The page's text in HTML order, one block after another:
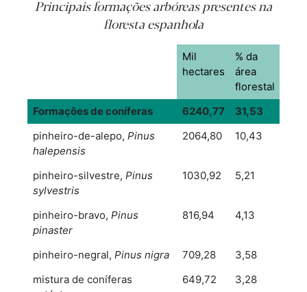
Principais formações arbóreas presentes na
floresta espanhola
Mil
hectares
% da
área
florestal
Formações de coníferas
6240,77
31,53
pinheiro-de-alepo, Pinus
halepensis
2064,80 10,43
pinheiro-silvestre, Pinus
sylvestris
1030,92 5,21
pinheiro-bravo, Pinus
pinaster
816,94 4,13
pinheiro-negral, Pinus nigra 709,28
3,58
mistura de coníferas
649,72 3,28